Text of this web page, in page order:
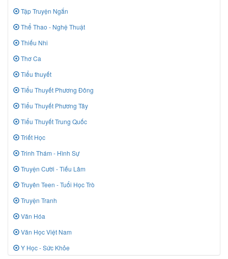
Tập Truyện Ngắn
Thể Thao - Nghệ Thuật
Thiếu Nhi
Thơ Ca
Tiểu thuyết
Tiểu Thuyết Phương Đông
Tiểu Thuyết Phương Tây
Tiểu Thuyết Trung Quốc
Triết Học
Trinh Thám - Hình Sự
Truyện Cười - Tiếu Lâm
Truyên Teen - Tuổi Học Trò
Truyện Tranh
Văn Hóa
Văn Học Việt Nam
Y Học - Sức Khỏe